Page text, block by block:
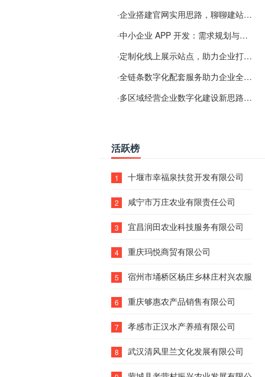
·企业搭建官网实用思路，聊聊建站容易忽视的问题
·中小企业 APP 开发：需求规划与项目落地避坑经验分享
·定制化线上展示站点，助力企业打通线上经营渠道
·全链条数字化配套服务助力企业全域线上经营
·多区域经营企业数字化建设新思路：多端载体与地域检索一体化落地思路分享
活跃榜
1 十堰市幸福泉扶贫开发有限公司
2 咸宁市万庄农业有限责任公司
3 宜昌润田农业科技服务有限公司
4 重庆玛悦商贸有限公司
5 宿州市埇桥区杨庄乡林庄村兴农服务
6 重庆够惠农产品销售有限公司
7 孝感市正汉水产养殖有限公司
8 武汉清风里兰文化发展有限公司